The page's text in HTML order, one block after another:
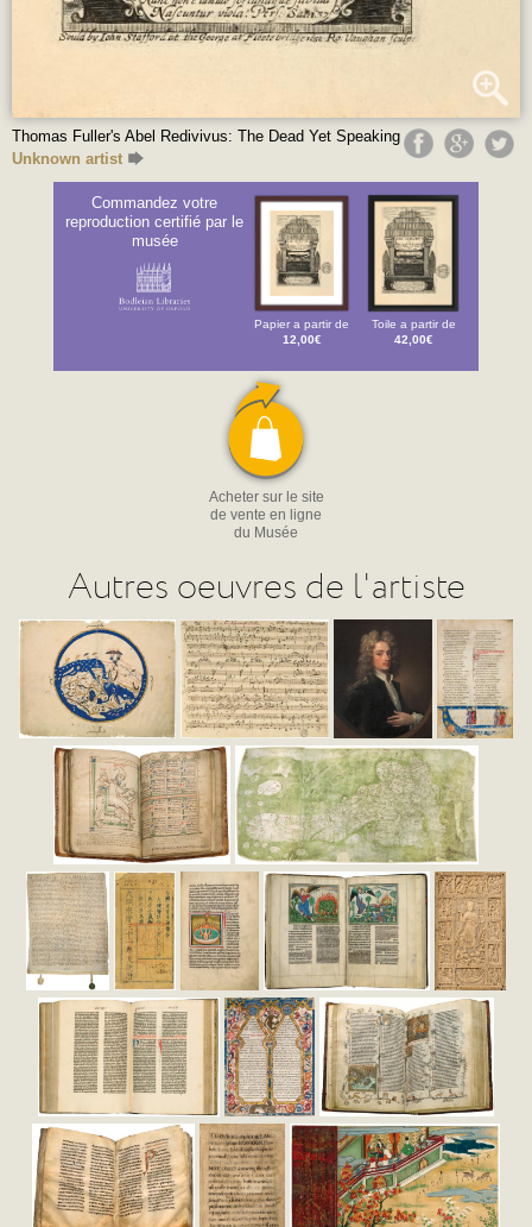
Thomas Fuller's Abel Redivivus: The Dead Yet Speaking
Unknown artist
Commandez votre
reproduction certifié par le
musée
Papier a partir de
12,00€
Toile a partir de
42,00€
Acheter sur le site
de vente en ligne
du Musée
Autres oeuvres de l'artiste